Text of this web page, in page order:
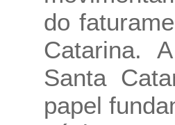
do
Catarina.
Santa
papel